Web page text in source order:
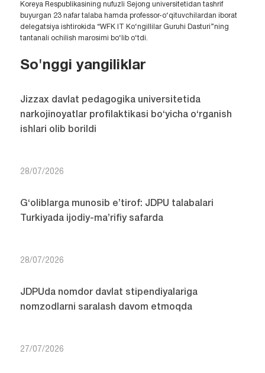
Koreya Respublikasining nufuzli Sejong universitetidan tashrif
buyurgan 23 nafar talaba hamda professor-o‘qituvchilardan iborat
delegatsiya ishtirokida “WFK IT Ko‘ngillilar Guruhi Dasturi”ning
tantanali ochilish marosimi bo‘lib o‘tdi.
So'nggi yangiliklar
Jizzax davlat pedagogika universitetida
narkojinoyatlar profilaktikasi bo‘yicha o‘rganish
ishlari olib borildi
28/07/2026
G‘oliblarga munosib e’tirof: JDPU talabalari
Turkiyada ijodiy-ma’rifiy safarda
28/07/2026
JDPUda nomdor davlat stipendiyalariga
nomzodlarni saralash davom etmoqda
27/07/2026